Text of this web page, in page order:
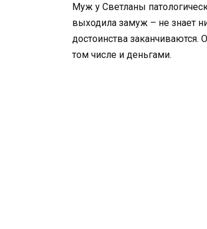
Муж у Светланы
выходила замуж – не знает
достоинства заканчиваются.
том числе и деньгами.